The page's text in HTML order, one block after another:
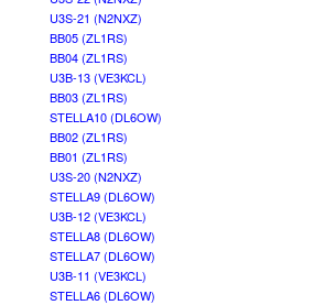
U3S-21 (N2NXZ)
BB05 (ZL1RS)
BB04 (ZL1RS)
U3B-13 (VE3KCL)
BB03 (ZL1RS)
STELLA10 (DL6OW)
BB02 (ZL1RS)
BB01 (ZL1RS)
U3S-20 (N2NXZ)
STELLA9 (DL6OW)
U3B-12 (VE3KCL)
STELLA8 (DL6OW)
STELLA7 (DL6OW)
U3B-11 (VE3KCL)
STELLA6 (DL6OW)